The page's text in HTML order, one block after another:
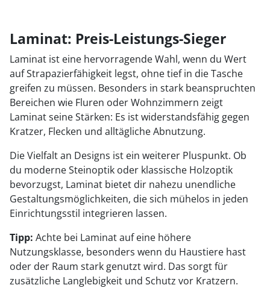
Laminat: Preis-Leistungs-Sieger
Laminat ist eine hervorragende Wahl, wenn du Wert
auf Strapazierfähigkeit legst, ohne tief in die Tasche
greifen zu müssen. Besonders in stark beanspruchten
Bereichen wie Fluren oder Wohnzimmern zeigt
Laminat seine Stärken: Es ist widerstandsfähig gegen
Kratzer, Flecken und alltägliche Abnutzung.
Die Vielfalt an Designs ist ein weiterer Pluspunkt. Ob
du moderne Steinoptik oder klassische Holzoptik
bevorzugst, Laminat bietet dir nahezu unendliche
Gestaltungsmöglichkeiten, die sich mühelos in jeden
Einrichtungsstil integrieren lassen.
Tipp: Achte bei Laminat auf eine höhere
Nutzungsklasse, besonders wenn du Haustiere hast
oder der Raum stark genutzt wird. Das sorgt für
zusätzliche Langlebigkeit und Schutz vor Kratzern.